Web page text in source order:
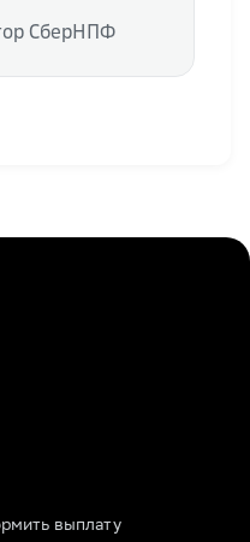
СберНПФ
выплату